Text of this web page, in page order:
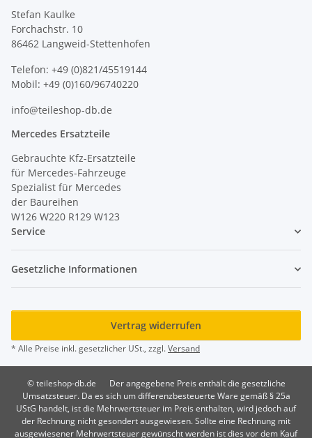
Stefan Kaulke
Forchachstr. 10
86462 Langweid-Stettenhofen
Telefon: +49 (0)821/45519144
Mobil: +49 (0)160/96740220
info@teileshop-db.de
Mercedes Ersatzteile
Gebrauchte Kfz-Ersatzteile
für Mercedes-Fahrzeuge
Spezialist für Mercedes
der Baureihen
W126 W220 R129 W123
Service
Gesetzliche Informationen
Vertrag widerrufen
* Alle Preise inkl. gesetzlicher USt., zzgl.Versand
© teileshop-db.de
Der angegebene Preis enthält die gesetzliche
Umsatzsteuer. Da es sich um differenzbesteuerte Ware gemäß § 25a
UStG handelt, ist die Mehrwertsteuer im Preis enthalten, wird jedoch auf
der Rechnung nicht gesondert ausgewiesen. Sollte eine Rechnung mit
ausgewiesener Mehrwertsteuer gewünscht werden ist dies vor dem Kauf